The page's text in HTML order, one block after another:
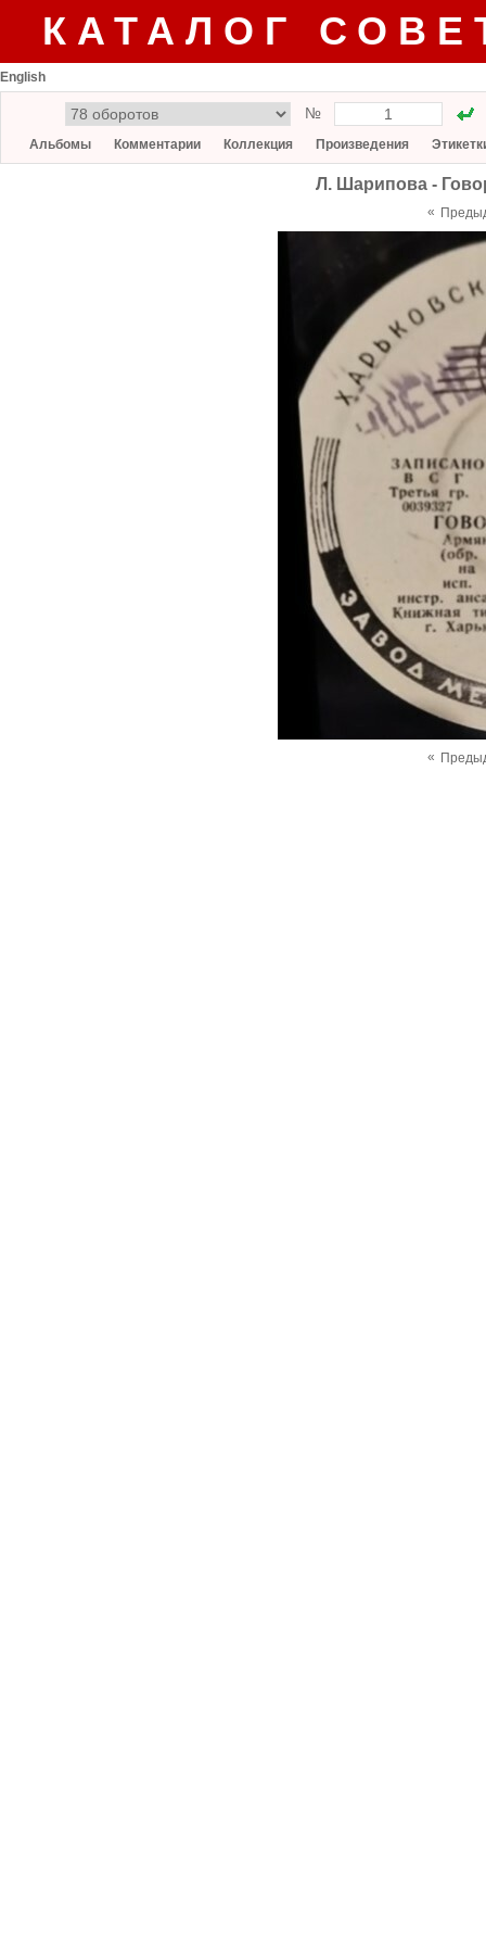
КАТАЛОГ
English
№
Альбомы Комментарии Коллекция Произведения
Л. Шарипова -
«
«